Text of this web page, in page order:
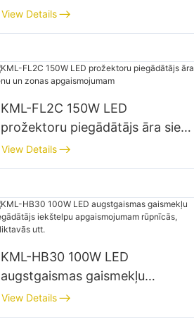
būvlaukumu apgaismojumam
View Details
KML-FL2C 150W LED
prožektoru piegādātājs āra sienu
un zonas apgaismojumam
View Details
KML-HB30 100W LED
augstgaismas gaismekļu
piegādātājs iekštelpu
apgaismojumam rūpnīcās,
View Details